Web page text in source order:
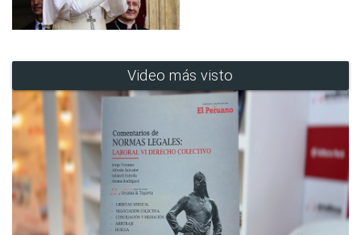
Video más visto